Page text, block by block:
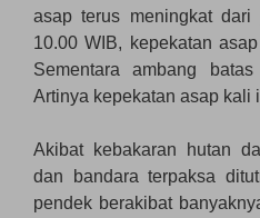
asap terus meningkat
10.00 WIB, kepekatan
Sementara ambang
Artinya kepekatan asap kali
Akibat kebakaran hutan
dan bandara terpaksa
pendek berakibat